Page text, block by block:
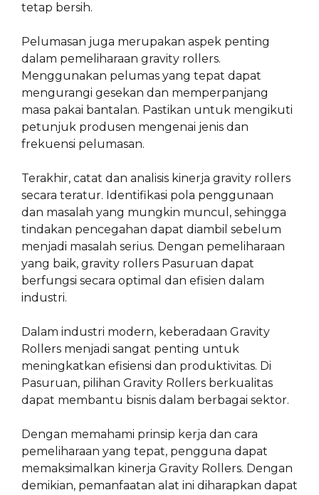
tetap bersih.
Pelumasan juga merupakan aspek penting
dalam pemeliharaan gravity rollers.
Menggunakan pelumas yang tepat dapat
mengurangi gesekan dan memperpanjang
masa pakai bantalan. Pastikan untuk mengikuti
petunjuk produsen mengenai jenis dan
frekuensi pelumasan.
Terakhir, catat dan analisis kinerja gravity rollers
secara teratur. Identifikasi pola penggunaan
dan masalah yang mungkin muncul, sehingga
tindakan pencegahan dapat diambil sebelum
menjadi masalah serius. Dengan pemeliharaan
yang baik, gravity rollers Pasuruan dapat
berfungsi secara optimal dan efisien dalam
industri.
Dalam industri modern, keberadaan Gravity
Rollers menjadi sangat penting untuk
meningkatkan efisiensi dan produktivitas. Di
Pasuruan, pilihan Gravity Rollers berkualitas
dapat membantu bisnis dalam berbagai sektor.
Dengan memahami prinsip kerja dan cara
pemeliharaan yang tepat, pengguna dapat
memaksimalkan kinerja Gravity Rollers. Dengan
demikian, pemanfaatan alat ini diharapkan dapat